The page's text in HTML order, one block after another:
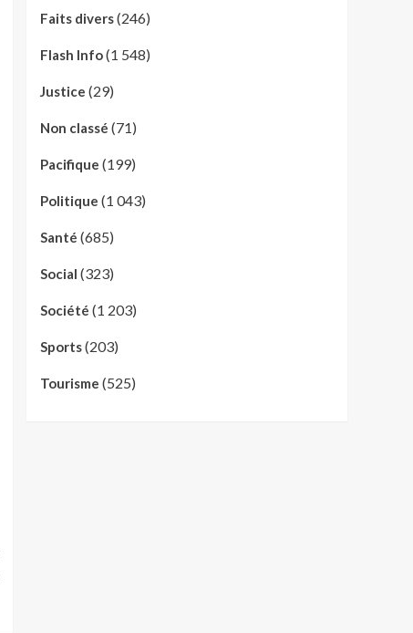
Faits divers(246)
Flash Info(1 548)
Justice (29)
Non classé (71)
Pacifique (199)
Politique (1 043)
Santé (685)
Social (323)
Société (1 203)
Sports(203)
Tourisme (525)